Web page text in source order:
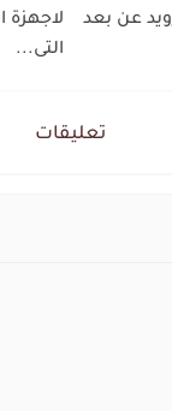
عن بعد
التى...
تعليقات